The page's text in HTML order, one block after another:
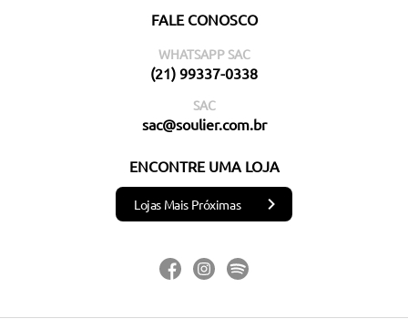
FALE CONOSCO
WHATSAPP SAC
(21) 99337-0338
SAC
sac@soulier.com.br
ENCONTRE UMA LOJA
Lojas Mais Próximas